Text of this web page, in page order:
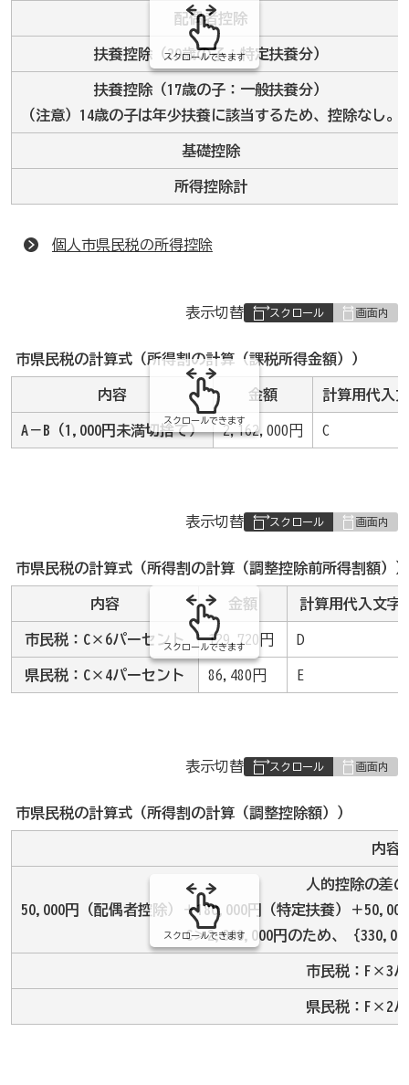
配偶者控除
扶養控除（20歳の子：特定扶養分）
扶養控除（17歳の子：一般扶養分）
（注意）14歳の子は年少扶養に該当するため、控除なし。
基礎控除
所得控除計
スクロールできます
個人市県民税の所得控除
表
み
の
表示切替
市県民税の計算式（所得割の計算（課税所得金額））
内容 金額 計算用代入
A－B（1,000円未満切捨て） 2,162,000円 C
スクロールできます
表
み
表示切替
市県民税の計算式（所得割の計算（調整控除前所得割額））
内容 金額 計算用代入文字
市民税：C×6パーセント 129,720円 D
県民税：C×4パーセント 86,480円 E
スクロールできます
表
み
の
表示切替
市県民税の計算式（所得割の計算（調整控除額））
内容
人的控除の差
50,000円（配偶者控除）＋180,000円（特定扶養）＋
C＞2,000,000円のため、｛
市民税：F×3
県民税：F×2
スクロールできます